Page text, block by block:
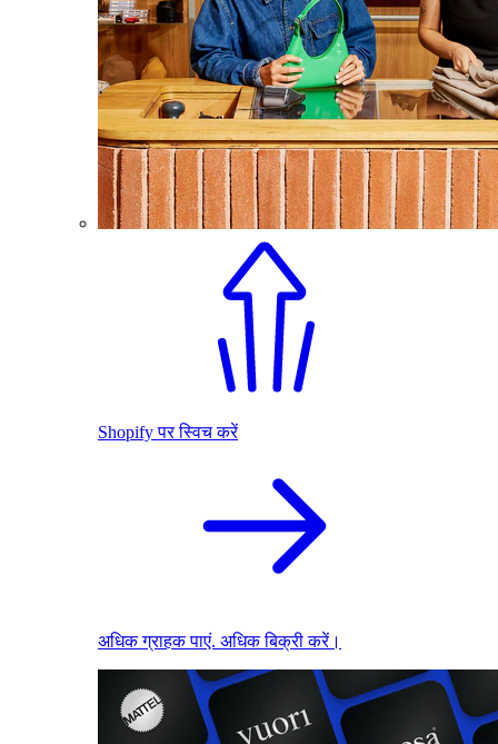
Shopify पर स्विच करें
अधिक ग्राहक पाएं. अधिक बिक्री करें।